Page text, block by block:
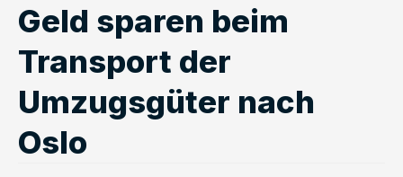
Geld sparen beim
Transport der
Umzugsgüter nach
Oslo